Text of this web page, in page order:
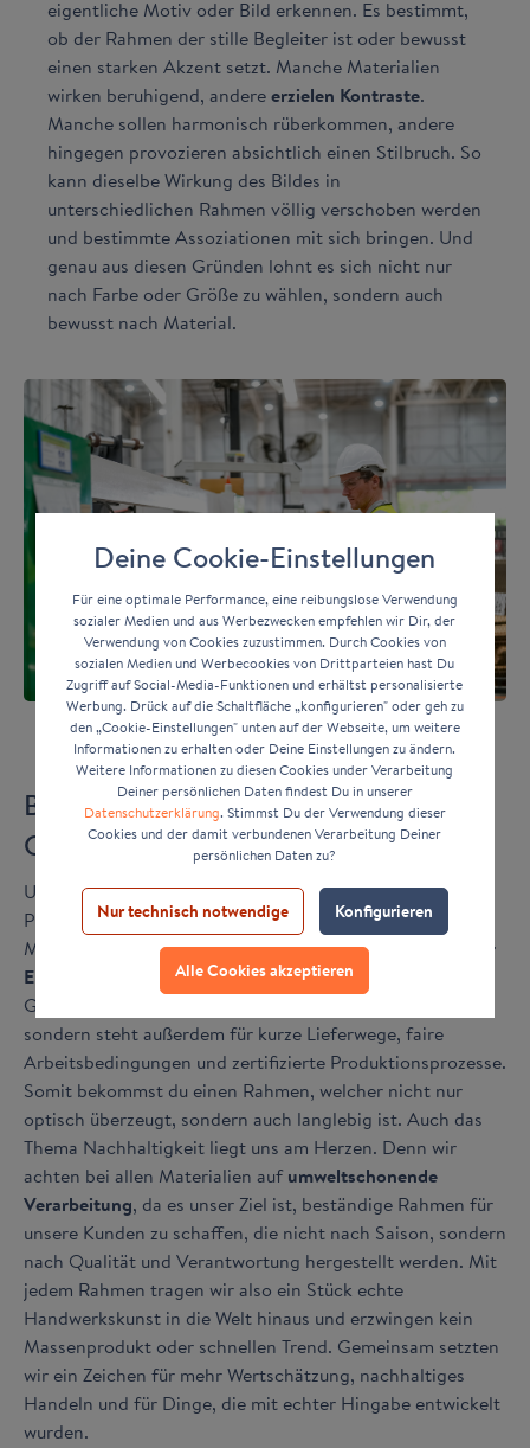
eigentliche Motiv oder Bild erkennen. Es bestimmt,
ob der Rahmen der stille Begleiter ist oder bewusst
einen starken Akzent setzt. Manche Materialien
wirken beruhigend, andereerzielen Kontraste.
Manche sollen harmonisch rüberkommen, andere
hingegen provozieren absichtlich einen Stilbruch. So
kann dieselbe Wirkung des Bildes in
unterschiedlichen Rahmen völlig verschoben werden
und bestimmte Assoziationen mit sich bringen. Und
genau aus diesen Gründen lohnt es sich nicht nur
nach Farbe oder Größe zu wählen, sondern auch
bewusst nach Material.
Bilderrahmen nach Material aus bester
Qualität
Unser Sortiment steht für echte Handarbeit, höchste
Präzision und nachhaltige Herstellung. Egal, welches
Material - wir produzieren in Deutschland mit
jahrelanger
Erfahrung
, Sorgfalt und Liebe zum Detail. Made in
Germany ist aber nicht nur unser Qualitätsmerkmal,
sondern steht außerdem für kurze Lieferwege, faire
Arbeitsbedingungen und zertifizierte Produktionsprozesse.
Somit bekommst du einen Rahmen, welcher nicht nur
optisch überzeugt, sondern auch langlebig ist. Auch das
Thema Nachhaltigkeit liegt uns am Herzen. Denn wir
achten bei allen Materialien auf umweltschonende
Verarbeitung, da es unser Ziel ist, beständige Rahmen für
unsere Kunden zu schaffen, die nicht nach Saison, sondern
nach Qualität und Verantwortung hergestellt werden. Mit
jedem Rahmen tragen wir also ein Stück echte
Handwerkskunst in die Welt hinaus und erzwingen kein
Massenprodukt oder schnellen Trend. Gemeinsam setzten
wir ein Zeichen für mehr Wertschätzung, nachhaltiges
Handeln und für Dinge, die mit echter Hingabe entwickelt
wurden.
Deine Cookie-Einstellungen
Für eine optimale Performance, eine reibungslose Verwendung
sozialer Medien und aus Werbezwecken empfehlen wir Dir, der
Verwendung von Cookies zuzustimmen. Durch Cookies von
sozialen Medien und Werbecookies von Drittparteien hast Du
Zugriff auf Social-Media-Funktionen und erhältst personalisierte
Werbung. Drück auf die Schaltfläche „konfigurieren" oder geh zu
den „Cookie-Einstellungen" unten auf der Webseite, um weitere
Informationen zu erhalten oder Deine Einstellungen zu ändern.
Weitere Informationen zu diesen Cookies under Verarbeitung
Deiner persönlichen Daten findest Du in unserer
Datenschutzerklärung. Stimmst Du der Verwendung dieser
Cookies und der damit verbundenen Verarbeitung Deiner
persönlichen Daten zu?
Nur technisch notwendige Konfigurieren
Alle Cookies akzeptieren